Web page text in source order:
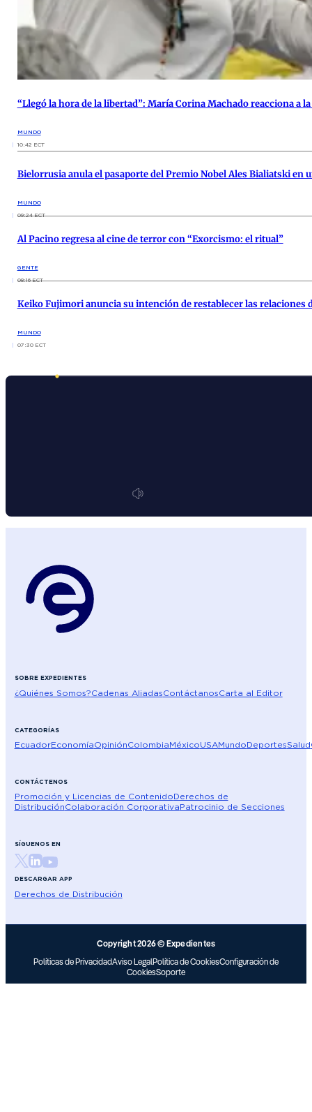
“Llegó la hora de la libertad”: María Corina Machado reacciona a
MUNDO
10:42 ECT
Bielorrusia anula el pasaporte del Premio Nobel Ales Bialiatski en
MUNDO
09:24 ECT
Al Pacino regresa al cine de terror con “Exorcismo: el ritual”
GENTE
08:16 ECT
Keiko Fujimori anuncia su intención de restablecer las relaciones
MUNDO
07:30 ECT
SOBRE EXPEDIENTES
¿Quiénes Somos?Cadenas AliadasContáctanosCarta al Editor
CATEGORÍAS
EcuadorEconomíaOpiniónColombiaMéxicoUSAMundoDeportesSalud
CONTÁCTENOS
Promoción y Licencias de ContenidoDerechos de
DistribuciónColaboración CorporativaPatrocinio de Secciones
SÍGUENOS EN
DESCARGAR APP
Derechos de Distribución
Copyright 2026 © Expedientes
Políticas de PrivacidadAviso LegalPolítica de CookiesConfiguración de
CookiesSoporte